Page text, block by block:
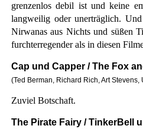
grenzenlos debil ist und keine
langweilig oder unerträglich.
Nirwanas aus Nichts und süßen
furchterregender als in diesen
Cap und Capper / The Fox
(Ted Berman, Richard Rich, Art Stevens,
Zuviel Botschaft.
The Pirate Fairy / TinkerBell